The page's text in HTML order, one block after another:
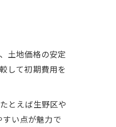
土地価格の安定
して初期費用を
とえば生野区や
い点が魅力で